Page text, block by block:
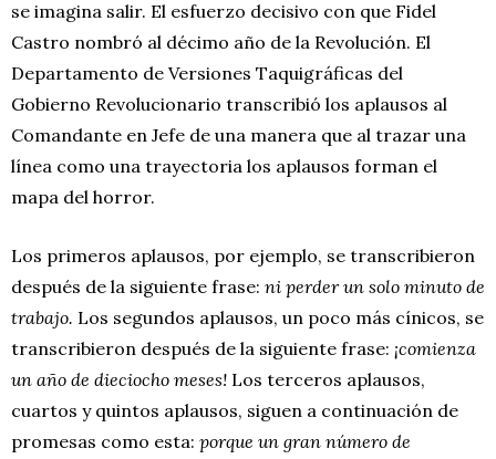
se imagina salir. El esfuerzo decisivo con que Fidel
Castro nombró al décimo año de la Revolución. El
Departamento de Versiones Taquigráficas del
Gobierno Revolucionario transcribió los aplausos al
Comandante en Jefe de una manera que al trazar una
línea como una trayectoria los aplausos forman el
mapa del horror.
Los primeros aplausos, por ejemplo, se transcribieron
después de la siguiente frase: ni perder un solo minuto de
trabajo. Los segundos aplausos, un poco más cínicos, se
transcribieron después de la siguiente frase: ¡comienza
un año de dieciocho meses! Los terceros aplausos,
cuartos y quintos aplausos, siguen a continuación de
promesas como esta: porque un gran número de